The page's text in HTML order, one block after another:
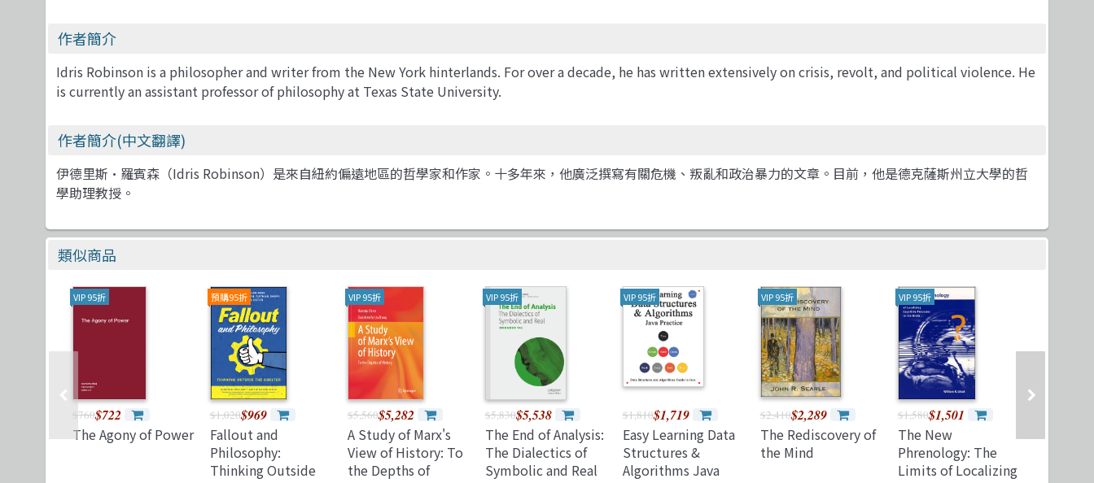
作者簡介
Idris Robinson is a philosopher and writer from the New York hinterlands. For over a decade, he has written extensively on crisis, revolt, and political violence. He
is currently an assistant professor of philosophy at Texas State University.
作者簡介(中文翻譯)
伊德里斯·羅賓森（Idris Robinson）是來自紐約偏遠地區的哲學家和作家。十多年來，他廣泛撰寫有關危機、叛亂和政治暴力的文章。目前，他是德克薩斯州立大學的哲
學助理教授。
類似商品
VIP 95折
$760$722
The Agony of Power
預購95折
$1,020$969
Fallout and
Philosophy:
Thinking Outside
VIP 95折
$5,560$5,282
A Study of Marx's
View of History: To
the Depths of
VIP 95折
$5,830$5,538
The End of Analysis:
The Dialectics of
Symbolic and Real
VIP 95折
$1,810$1,719
Easy Learning Data
Structures &
Algorithms Java
VIP 95折
$2,410$2,289
The Rediscovery of
the Mind
VIP 95折
$1,580$1,501
The New
Phrenology: The
Limits of Localizing